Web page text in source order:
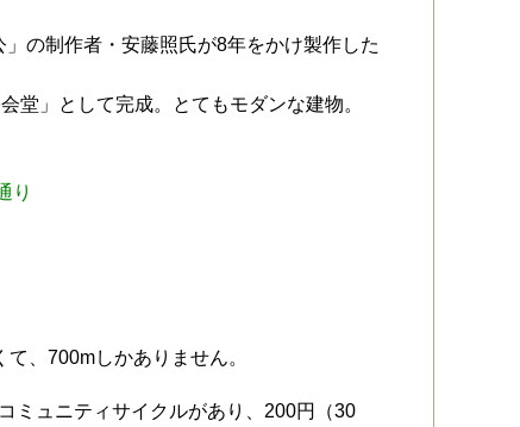
の制作者・安藤照氏が8年をかけ製作した
堂」として完成。とてもモダンな建物。
り
、700mしかありません。
ミュニティサイクルがあり、200円（30